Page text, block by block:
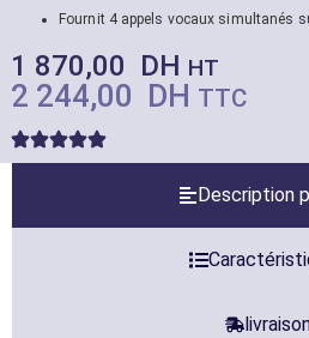
Fournit 4 appels vocaux simultanés
1 870,00 DH HT
2 244,00 DH TTC
Description